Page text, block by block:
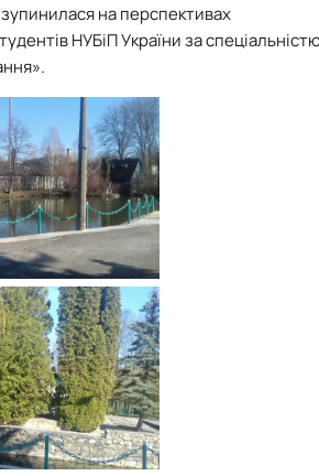
на перспективах
НУБіП України за